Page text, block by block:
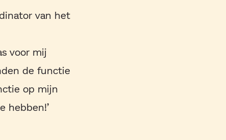
van het
voor mij
de functie
op mijn
hebben!’